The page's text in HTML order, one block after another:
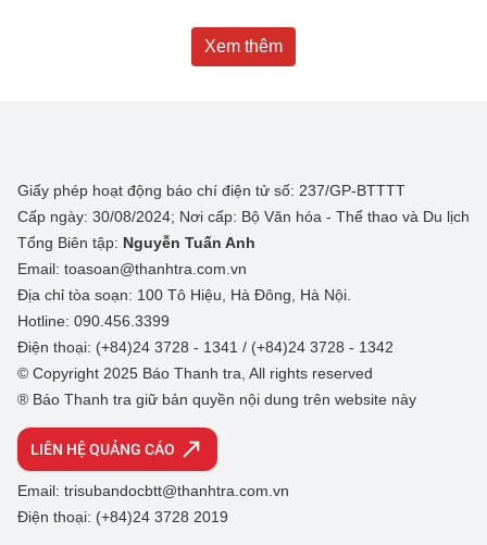
Xem thêm
Giấy phép hoạt động báo chí điện tử số: 237/GP-BTTTT
Cấp ngày: 30/08/2024; Nơi cấp: Bộ Văn hóa - Thể thao và Du lịch
Tổng Biên tập: Nguyễn Tuấn Anh
Email: toasoan@thanhtra.com.vn
Địa chỉ tòa soạn: 100 Tô Hiệu, Hà Đông, Hà Nội.
Hotline: 090.456.3399
Điện thoại: (+84)24 3728 - 1341 / (+84)24 3728 - 1342
© Copyright 2025 Báo Thanh tra, All rights reserved
® Báo Thanh tra giữ bản quyền nội dung trên website này
LIÊN HỆ QUẢNG CÁO
Email: trisubandocbtt@thanhtra.com.vn
Điện thoại: (+84)24 3728 2019